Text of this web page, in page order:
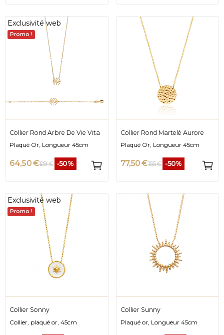
Exclusivité web
Promo !
Collier Rond Arbre De Vie Vita
Plaqué Or, Longueur 45cm
64,50 €129 € -50%
Collier Rond Martelé Aurore
Plaqué Or, Longueur 45cm
77,50 €155 € -50%
Exclusivité web
Promo !
Collier Sonny
Collier, plaqué or, 45cm
Collier Sunny
Plaqué or, Longueur 45cm